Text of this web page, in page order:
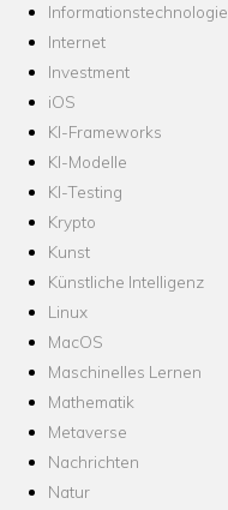
Informationstechnologie
Internet
Investment
iOS
KI-Frameworks
KI-Modelle
KI-Testing
Krypto
Kunst
Künstliche Intelligenz
Linux
MacOS
Maschinelles Lernen
Mathematik
Metaverse
Nachrichten
Natur